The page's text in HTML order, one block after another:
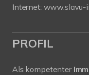
Internet: www.slavu-
PROFIL
Als kompetenter